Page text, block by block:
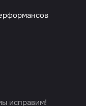
исправим!